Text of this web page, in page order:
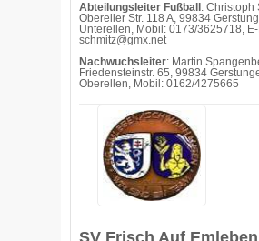
Abteilungsleiter Fußball : Christoph
Obereller Str. 118 A, 99834
Unterellen, Mobil: 0173/3625718,
schmitz@gmx.net
Nachwuchsleiter: Martin
Friedensteinstr. 65, 99834
Oberellen, Mobil: 0162/4275665